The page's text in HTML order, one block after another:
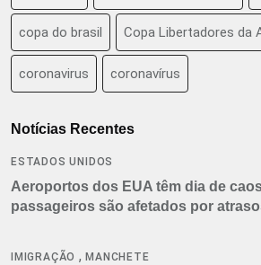
copa do brasil Copa Libertadores da
coronavirus coronavírus
Notícias Recentes
ESTADOS UNIDOS
Aeroportos dos EUA têm dia de
passageiros são afetados por
IMIGRAÇÃO ,MANCHETE